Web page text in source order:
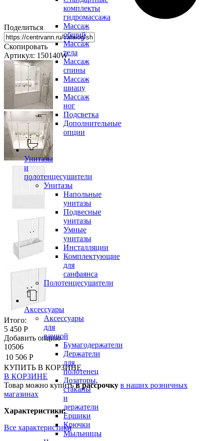
комплекты
гидромассажа
Массаж
общий
Массаж
тела
Массаж
спины
Массаж
шиацу
Массаж
ног
Подсветка
Дополнительные
опции
Унитазы
и
полотенцесушители
Унитазы
Напольные
унитазы
Подвесные
унитазы
Умные
унитазы
Инсталляции
Комплектующие
для
санфаянса
Полотенцесушители
Аксессуары
Аксессуары
для
ванной
Бумагодержатели
Держатели
для
полотенец
Дозаторы,
стаканы
и
держатели
Ершики
Крючки
Мыльницы
Поделиться
Скопировать
Артикул: 150140W
Итого:
5 450 Р
Добавить опцию
10506
10 506 Р
КУПИТЬ В КОРЗИНЕ
В КОРЗИНЕ
Товар можно купитьв рассрочку в наших розничных
магазинах
Характеристики:
Все характеристики